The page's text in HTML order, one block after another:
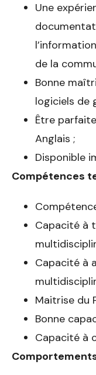
Une
de la
Bonne
logiciels de
Être
Anglais ;
Disponible
Compétences
Capacité à
Capacité à
Maitrise du
Bonne
Capacité à